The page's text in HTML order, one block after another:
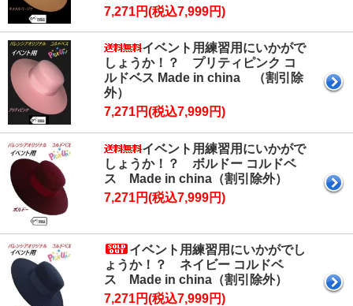
7,271円(税込7,999円)
イベント用練習用にいかがで
しょうか！？ プリティピンク コ
ルドベス Made in china （割引除
外）
7,271円(税込7,999円)
イベント用練習用にいかがで
しょうか！？ ボルドー コルドベ
ス Made in china（割引除外）
7,271円(税込7,999円)
イベント用練習用にいかがでし
ょうか！？ ネイビー コルドベ
ス Made in china（割引除外）
7,271円(税込7,999円)